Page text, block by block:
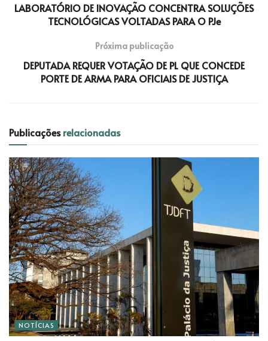
LABORATÓRIO DE INOVAÇÃO CONCENTRA SOLUÇÕES
TECNOLÓGICAS VOLTADAS PARA O PJe
Próxima publicação
DEPUTADA REQUER VOTAÇÃO DE PL QUE CONCEDE
PORTE DE ARMA PARA OFICIAIS DE JUSTIÇA
Publicaçõesrelacionadas
NOTÍCIAS